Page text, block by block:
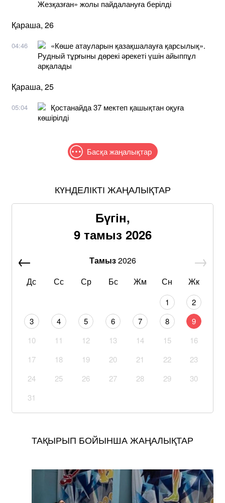
Жезқазған» жолы пайдалануға берілді
Қараша, 26
04:46
«Көше атауларын қазақшалауға қарсылық».
Рудный тұрғыны дөрекі әрекеті үшін айыппұл
арқалады
Қараша, 25
05:04
Қостанайда 37 мектеп қашықтан оқуға
көшірілді
Басқа жаңалықтар
КҮНДЕЛІКТІ ЖАҢАЛЫҚТАР
Бүгін,
9 тамыз 2026
Тамыз2026
Дс
Сс Ср Бс Жм Сн Жк
1
2
3
4 5 6 7 8
9
10
11 12 13 14 15
16
17
18 19 20 21 22
23
24
25 26 27 28 29
30
31
ТАҚЫРЫП БОЙЫНША ЖАҢАЛЫҚТАР